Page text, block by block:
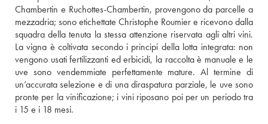
Chambertin e Ruchottes-Chambertin, provengono da parcelle a
mezzadria; sono etichettate Christophe Roumier e ricevono dalla
squadra della tenuta la stessa attenzione riservata agli altri vini.
La vigna è coltivata secondo i principi della lotta integrata: non
vengono usati fertilizzanti ed erbicidi, la raccolta è manuale e le
uve sono vendemmiate perfettamente mature. Al termine di
un’accurata selezione e di una diraspatura parziale, le uve sono
pronte per la vinificazione; i vini riposano poi per un periodo tra
i 15 e i 18 mesi.